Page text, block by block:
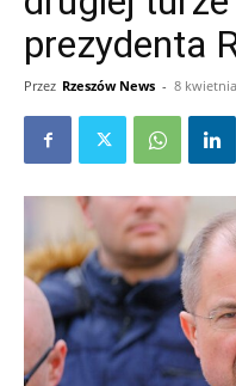
prezydenta
Przez Rzeszów News - 8